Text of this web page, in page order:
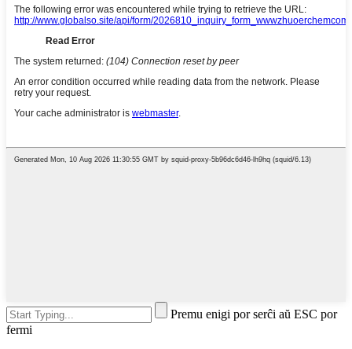
Premu enigi por serĉi aŭ ESC por
fermi